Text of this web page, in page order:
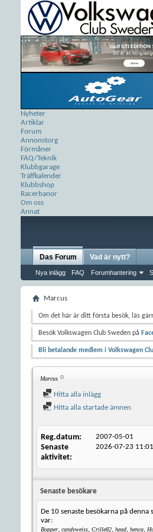
Nyheter
Artiklar
Forum
Annonstorg
Förmåner
FAQ/Teknik
Klubbgarage
Träffkalender
Klubbshop
Racerbanor
Om oss
Annat
Das Forum
Nya inlägg FAQ Forumhantering
Vad är nytt?
Marcus
Om det här är ditt första besök, läs
Besök Volkswagen Club Sweden på
Bli betalande medlem i Volkswagen
Marcus
Hitta alla inlägg
Hitta alla startade ämnen
Reg.datum 2007-05-01
Senaste
aktivitet
2026-07-23 11:01
Senaste besökare
De 10 senaste besökarna på denna
var:
Bopper, candyweiss, Crille82, head, henca,